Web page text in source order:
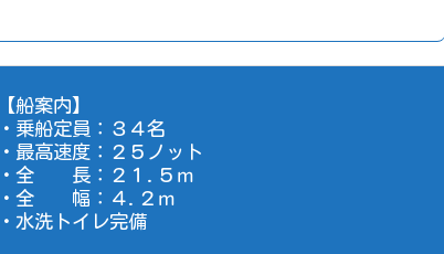
【船案内】
・乗船定員：３４名
・最高速度：２５ノット
・全 長：２１.５ｍ
・全 幅：４.２ｍ
・水洗トイレ完備